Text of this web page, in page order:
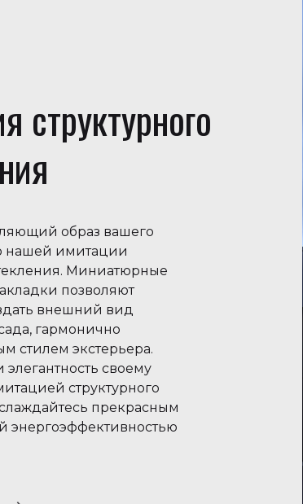
структурного
образ вашего
нашей имитации
Миниатюрные
позволяют
внешний вид
гармонично
стилем экстерьера.
своему
структурного
прекрасным
энергоэффективностью